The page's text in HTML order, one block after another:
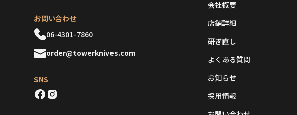
お問い合わせ
06-4301-7860
order@towerknives.com
SNS
会社概要
店舗詳細
研ぎ直し
よくある質問
お知らせ
採用情報